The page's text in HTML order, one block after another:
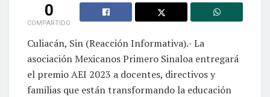
0
COMPARTIDO
Culiacán, Sin (Reacción Informativa).- La
asociación Mexicanos Primero Sinaloa entregará
el premio AEI 2023 a docentes, directivos y
familias que están transformando la educación